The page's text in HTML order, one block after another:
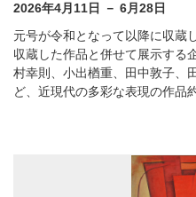
2026年4月11日 － 6月28日
元号が令和となって以降に収蔵
収蔵した作品と併せて展示する
村幸則、小出楢重、田中敦子、
ど、近現代の多彩な表現の作品